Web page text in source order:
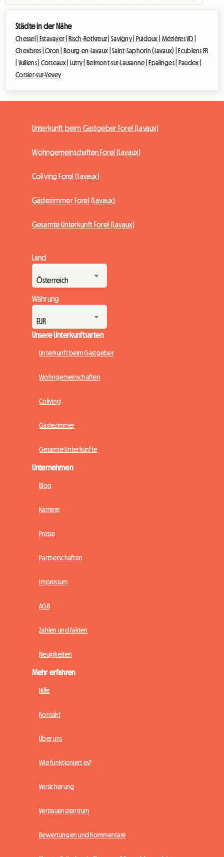
Städte in der Nähe
Chessel | Estavayer | Risch-Rotkreuz | Savigny | Puidoux | Mézières VD |
Chexbres |Oron | Bourg-en-Lavaux |Saint-Saphorin (Lavaux) |
Ecublens FR
Vulliens | Corseaux | Lutry | Belmont-sur-Lausanne | Epalinges |
Paudex |
Corsier-sur-Vevey
Unterkunft beim Gastgeber Forel (Lavaux)
Wohngemeinschaften Forel (Lavaux)
Coliving Forel (Lavaux)
Gästezimmer Forel (Lavaux)
Gesamte Unterkunft Forel (Lavaux)
Land
Währung
Unsere Unterkunftsarten
Unterkunft beim Gastgeber
Wohngemeinschaften
Coliving
Gästezimmer
Gesamte Unterkünfte
Unternehmen
Blog
Karriere
Presse
Partnerschaften
Impressum
AGB
Zahlen und Fakten
Neuigkeiten
Mehr erfahren
Hilfe
Kontakt
Über uns
Wie funktioniert es?
Versicherung
Vertrauenszentrum
Bewertungen und Kommentare